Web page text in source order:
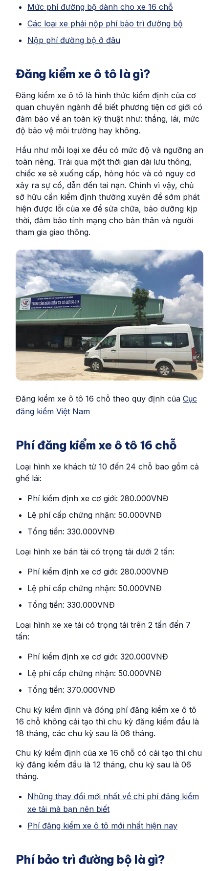
Mức phí đường bộ dành cho xe 16 chỗ
Các loại xe phải nộp phí bảo trì đường bộ
Nộp phí đường bộ ở đâu
Đăng kiểm xe ô tô là gì?
Đăng kiểm xe ô tô là hình thức kiểm định của cơ
quan chuyên ngành để biết phương tiện cơ giới có
đảm bảo về an toàn kỹ thuật như: thắng, lái, mức
độ bảo vệ môi trường hay không.
Hầu như mỗi loại xe đều có mức độ và ngưỡng an
toàn riêng. Trải qua một thời gian dài lưu thông,
chiếc xe sẽ xuống cấp, hỏng hóc và có nguy cơ
xảy ra sự cố, dẫn đến tai nạn. Chính vì vậy, chủ
sở hữu cần kiểm định thường xuyên để sớm phát
hiện được lỗi của xe để sửa chữa, bảo dưỡng kịp
thời, đảm bảo tính mạng cho bản thân và người
tham gia giao thông.
Đăng kiểm xe ô tô 16 chỗ theo quy định của Cục
đăng kiểm Việt Nam
Phí đăng kiểm xe ô tô 16 chỗ
Loại hình xe khách từ 10 đến 24 chỗ bao gồm cả
ghế lái:
Phí kiểm định xe cơ giới: 280.000VNĐ
Lệ phí cấp chứng nhận: 50.000VNĐ
Tổng tiền: 330.000VNĐ
Loại hình xe bán tải có trọng tải dưới 2 tấn:
Phí kiểm định xe cơ giới: 280.000VNĐ
Lệ phí cấp chứng nhận: 50.000VNĐ
Tổng tiền: 330.000VNĐ
Loại hình xe xe tải có trọng tải trên 2 tấn đến 7
tấn:
Phí kiểm định xe cơ giới: 320.000VNĐ
Lệ phí cấp chứng nhận: 50.000VNĐ
Tổng tiền: 370.000VNĐ
Chu kỳ kiểm định và đóng phí đăng kiểm xe ô tô
16 chỗ không cải tạo thì chu kỳ đăng kiểm đầu là
18 tháng, các chu kỳ sau là 06 tháng.
Chu kỳ kiểm định của xe 16 chỗ có cải tạo thì chu
kỳ đăng kiểm đầu là 12 tháng, chu kỳ sau là 06
tháng.
Những thay đổi mới nhất về chi phí đăng kiểm
xe tải mà bạn nên biết
Phí đăng kiểm xe ô tô mới nhất hiện nay
Phí bảo trì đường bộ là gì?